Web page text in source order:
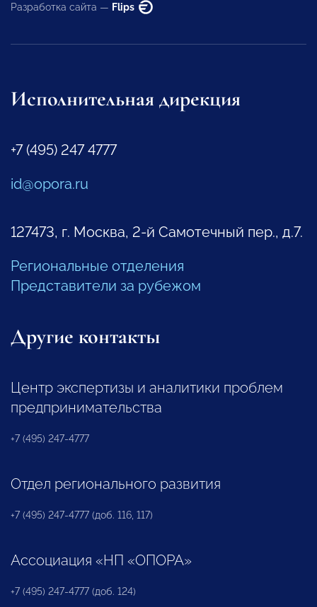
Разработка сайта — Flips
Исполнительная дирекция
+7 (495) 247 4777
id@opora.ru
127473, г. Москва, 2-й Самотечный пер., д.7.
Региональные отделения
Представители за рубежом
Другие контакты
Центр экспертизы и аналитики проблем
предпринимательства
+7 (495) 247-4777
Отдел регионального развития
+7 (495) 247-4777 (доб. 116, 117)
Ассоциация «НП «ОПОРА»
+7 (495) 247-4777 (доб. 124)